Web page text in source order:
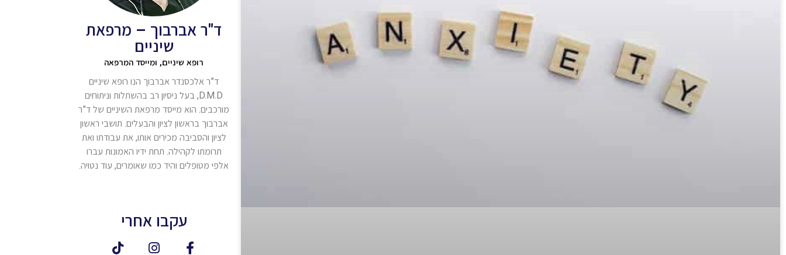
ד"ר אברבוך – מרפאת
שיניים
רופא שיניים, ומייסד המרפאה
ד”ר אלכסנדר אברבוך הנו רופא שיניים
D.M.D, בעל ניסיון רב בהשתלות וניתוחים
מורכבים. הוא מייסד מרפאת השיניים של ד”ר
אברבוך בראשון לציון והבעלים. תושבי ראשון
לציון והסביבה מכירים אותו, את עבודתו ואת
תרומתו לקהילה. תחת ידיו האמונות עברו
אלפי מטופלים והיד כמו שאומרים, עוד נטויה.
עקבו אחרי